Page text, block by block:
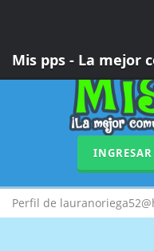
Mis pps - La mejor
INGRESAR
Perfil de